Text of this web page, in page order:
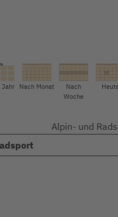
Jahr Nach Monat
Nach
Woche
Alpin- und